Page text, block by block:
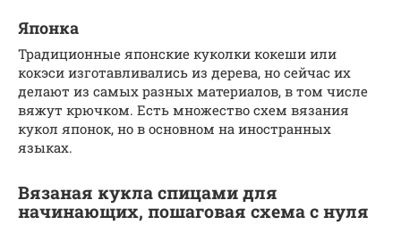
Японка
Традиционные японские куколки кокеши или
кокэси изготавливались из дерева, но сейчас их
делают из самых разных материалов, в том числе
вяжут крючком. Есть множество схем вязания
кукол японок, но в основном на иностранных
языках.
Вязаная кукла спицами для
начинающих, пошаговая схема с нуля